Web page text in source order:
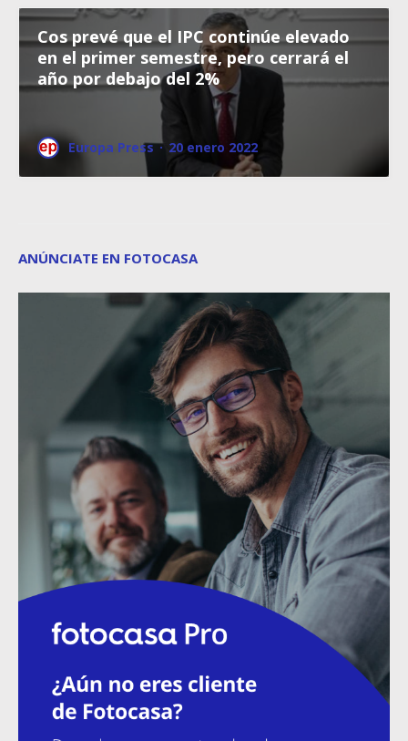
Cos prevé que el IPC continúe elevado
en el primer semestre, pero cerrará el
año por debajo del 2%
Europa Press · 20 enero 2022
ANÚNCIATE EN FOTOCASA